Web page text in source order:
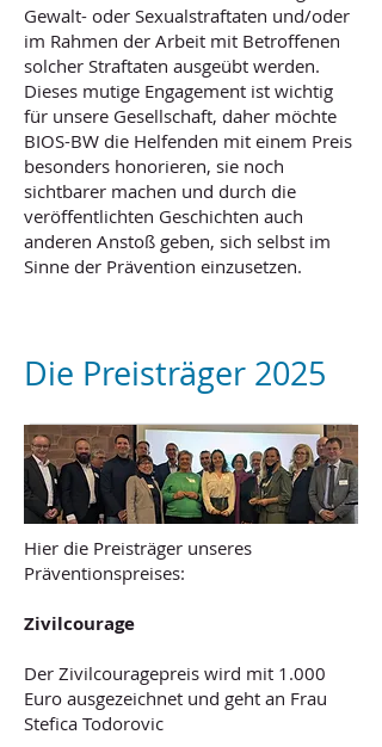
Gewalt- oder Sexualstraftaten und/oder
im Rahmen der Arbeit mit Betroffenen
solcher Straftaten ausgeübt werden.
Dieses mutige Engagement ist wichtig
für unsere Gesellschaft, daher möchte
BIOS-BW die Helfenden mit einem Preis
besonders honorieren, sie noch
sichtbarer machen und durch die
veröffentlichten Geschichten auch
anderen Anstoß geben, sich selbst im
Sinne der Prävention einzusetzen.
Die Preisträger 2025
Hier die Preisträger unseres
Präventionspreises:
Zivilcourage
Der Zivilcouragepreis wird mit 1.000
Euro ausgezeichnet und geht an Frau
Stefica Todorovic